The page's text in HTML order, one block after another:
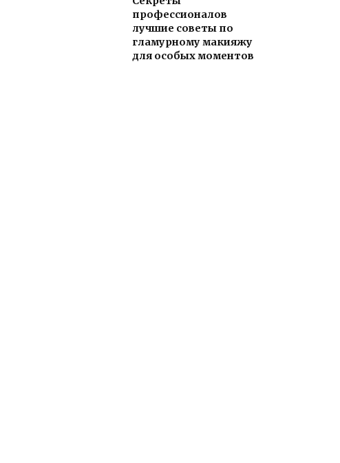
профессионалов
лучшие советы по
гламурному макияжу
для особых моментов